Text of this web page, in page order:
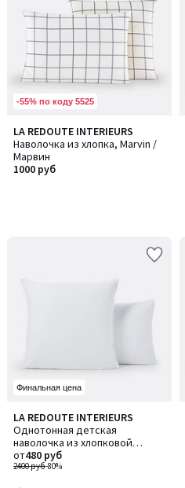
-55% по коду 5525
LA REDOUTE INTERIEURS
Наволочка из хлопка, Marvin /
Марвин
1000 руб
Финальная цена
LA REDOUTE INTERIEURS
Однотонная детская
наволочка из хлопковой
перкали
2400 руб-80%
от480 руб
4,3
/ 5
Количество
цветов:
2